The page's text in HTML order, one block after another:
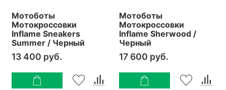
Мотоботы
Мотокроссовки
Inflame Sneakers
Summer / Черный
13 400 руб.
Мотоботы
Мотокроссовки
Inflame Sherwood /
Черный
17 600 руб.